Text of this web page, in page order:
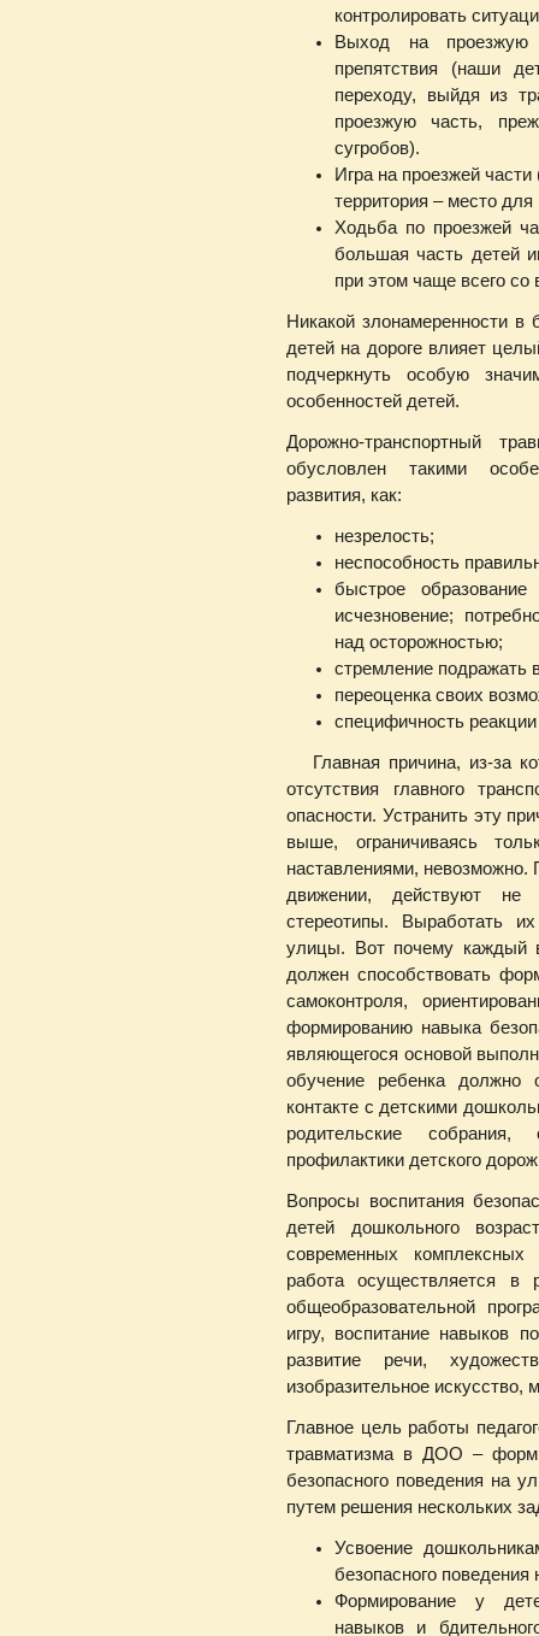
контролировать
Выход на проезжую
препятствия (наши
переходу, выйдя из
проезжую часть,
сугробов).
Игра на проезжей
территория – место для
Ходьба по проезжей
большая часть детей
при этом чаще всего
Никакой злонамеренности в
детей на дороге влияет
подчеркнуть особую
особенностей детей.
Дорожно-транспортный
обусловлен такими
развития, как:
незрелость;
неспособность
быстрое
исчезновение;
над осторожностью;
стремление подражать
переоценка своих
специфичность
Главная причина, из-за
отсутствия главного
опасности. Устранить эту
выше, ограничиваясь
наставлениями, невозможно.
движении, действуют не
стереотипы. Выработать
улицы. Вот почему каждый
должен способствовать
самоконтроля,
формированию навыка
являющегося основой
обучение ребенка должно
контакте с детскими
родительские собрания,
профилактики детского
Вопросы воспитания
детей дошкольного
современных
работа осуществляется в
общеобразовательной
игру, воспитание навыков
развитие речи,
изобразительное искусство,
Главное цель работы
травматизма в ДОО –
безопасного поведения на
путем решения нескольких
Усвоение
безопасного поведения
Формирование у
навыков и